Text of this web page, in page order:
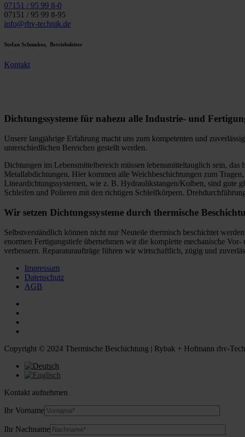
07151 / 95 99 8-0
07151 / 95 99 8-95
info@rhv-technik.de
Stefan Schmuker, Betriebsleiter
Kontakt
Dichtungssysteme für nahezu alle Industrie- und
Unsere langjährige Erfahrung macht uns zum kompetenten und
unterschiedlichen Bereichen gestellt werden.
Dichtungen im Lebensmittelbereich müssen lebensmitteltauglich sein,
Metallabdichtungen. Hier kommen alle Weichbeschichtungen zum
Lineardichtungssystemen, wie z. B. Hydraulikstangen/Kolben, sind gute
Schleifen und Polieren mit den richtigen Schleifkörpern.
Wir setzen Dichtungssysteme durch thermische
Selbstverständlich können nicht nur Neuteile thermisch beschichtet
enormen Fertigungstiefe übernehmen wir die komplette mechanische
verbessern. Reparaturaufträge führen wir wirtschaftlich, zügig und
Impressum
Datenschutz
AGB
Copyright © 2024 Thermische Beschichtung | Rybak + Hofmann rhv-
Kontakt aufnehmen
Ihr Vorname
Ihr Nachname